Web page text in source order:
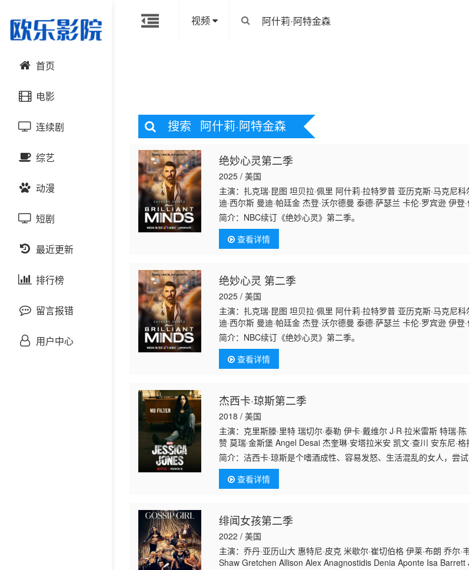
视频
首页
电影
动作片
喜剧片
爱情片
科幻片
恐怖片
剧情片
战争片
悬疑片
连续剧
国产剧
港台剧
日韩剧
欧美剧
泰国剧
综艺
大陆综艺
日韩综艺
港台综艺
欧美综艺
动漫
国产动漫
日韩动漫
欧美动漫
短剧
最近更新
排行榜
留言报错
用户中心
搜索 阿什莉·阿特金森
绝妙心灵第二季
2025 / 美国
主演：扎克瑞·昆图 坦贝拉·佩里 阿什莉·拉特罗普 亚历克斯·马克尼
迪·西尔斯 曼迪·帕廷金 杰登·沃尔德曼 泰德·萨瑟兰 卡伦·罗宾逊 伊
特 斯黛西 法波 米谢尔·普拉达 唐娜·墨菲 琪琪·哈米尔 卡森·杜尔文 亨
简介： NBC续订《绝妙心灵》第二季。
查看详情
绝妙心灵 第二季
2025 / 美国
主演：扎克瑞·昆图 坦贝拉·佩里 阿什莉·拉特罗普 亚历克斯·马克尼
迪·西尔斯 曼迪·帕廷金 杰登·沃尔德曼 泰德·萨瑟兰 卡伦·罗宾逊 伊
特 斯黛西 法波 米谢尔·普拉达 唐娜·墨菲 琪琪·哈米尔 卡森·杜尔文 亨
简介： NBC续订《绝妙心灵》第二季。
查看详情
杰西卡·琼斯第二季
2018 / 美国
主演：克里斯滕·里特 瑞切尔·泰勒 伊卡·戴维尔 J·R·拉米雷斯 特瑞·
赞 莫瑞·金斯堡 Angel Desai 杰奎琳·安塔拉米安 凯文·查川 安东尼·格
田纳特 珍妮·麦克蒂尔
简介：洁西卡·琼斯是个嗜酒成性、容易发怒、生活混乱的女人，尝
超强，但却被黑暗的过去阴魂不散地阻碍她成为真正的英雄。
查看详情
绯闻女孩第二季
2022 / 美国
主演：乔丹·亚历山大 惠特尼·皮克 米歇尔·崔切伯格 伊莱·布朗 乔尔
Shaw Gretchen Allison Alex Anagnostidis Denia Aponte Isa